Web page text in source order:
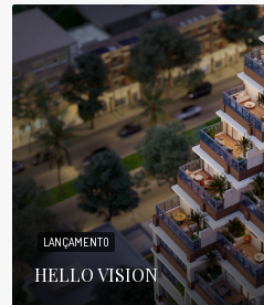
LANÇAMENTO
HELLO VISION